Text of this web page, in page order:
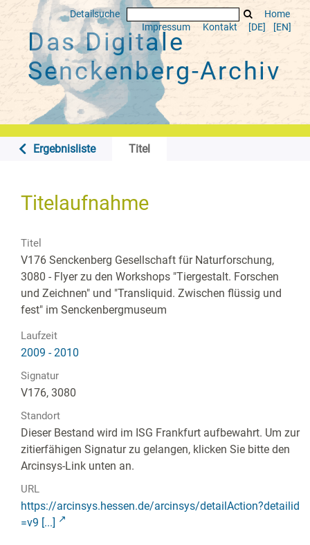
Detailsuche
Home
Impressum
Kontakt [DE] [EN]
Das Digitale
Senckenberg-Archiv
Ergebnisliste Titel
Titelaufnahme
Titel
V176 Senckenberg Gesellschaft für Naturforschung,
3080 - Flyer zu den Workshops "Tiergestalt. Forschen
und Zeichnen" und "Transliquid. Zwischen flüssig und
fest" im Senckenbergmuseum
Laufzeit
2009 - 2010
Signatur
V176, 3080
Standort
Dieser Bestand wird im ISG Frankfurt aufbewahrt. Um zur
zitierfähigen Signatur zu gelangen, klicken Sie bitte den
Arcinsys-Link unten an.
URL
https://arcinsys.hessen.de/arcinsys/detailAction?detailid
=v9 [...]